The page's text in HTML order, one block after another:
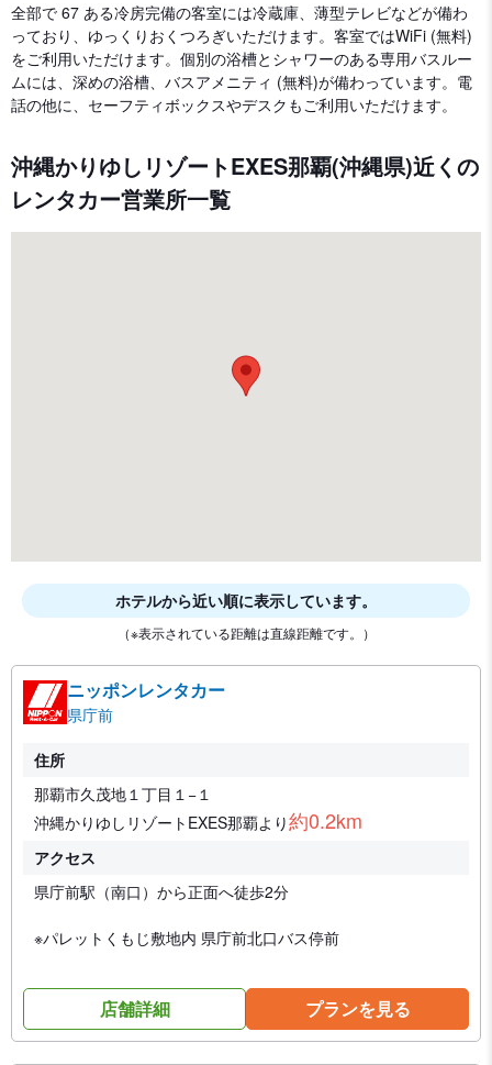
全部で 67 ある冷房完備の客室には冷蔵庫、薄型テレビなどが備わ
っており、ゆっくりおくつろぎいただけます。客室ではWiFi (無料)
をご利用いただけます。個別の浴槽とシャワーのある専用バスルー
ムには、深めの浴槽、バスアメニティ (無料)が備わっています。電
話の他に、セーフティボックスやデスクもご利用いただけます。
沖縄かりゆしリゾートEXES那覇(沖縄県)近くの
レンタカー営業所一覧
ホテルから近い順に表示しています。
（※表示されている距離は直線距離です。）
ニッポンレンタカー
県庁前
住所
那覇市久茂地１丁目１−１
沖縄かりゆしリゾートEXES那覇より約0.2km
アクセス
県庁前駅（南口）から正面へ徒歩2分
※パレットくもじ敷地内 県庁前北口バス停前
店舗詳細 プランを見る